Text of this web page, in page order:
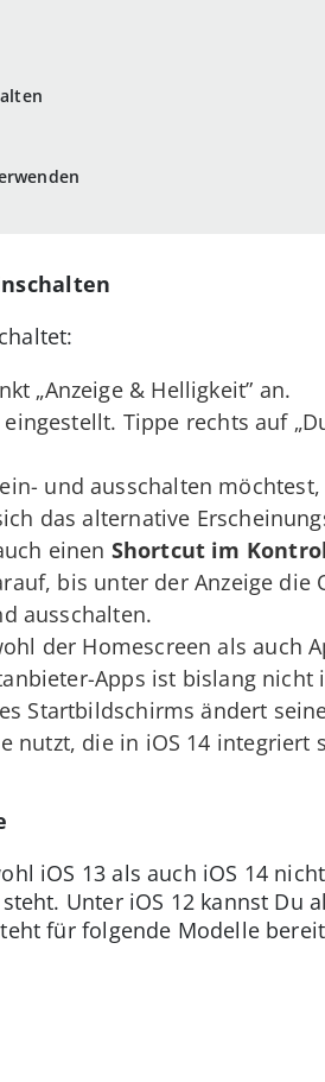
„Anzeige & Helligkeit” an.
Tippe rechts auf
und ausschalten
das alternative
einen Shortcut im
bis unter der Anzeige
ausschalten.
der Homescreen als auch
Apps ist bislang
Startbildschirms ändert
nutzt, die in iOS 14 integriert
iOS 13 als auch iOS 14
Unter iOS 12 kannst Du
für folgende Modelle